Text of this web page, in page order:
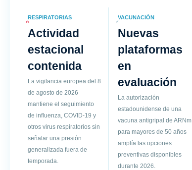
RESPIRATORIAS
Actividad
estacional
contenida
La vigilancia europea del 8
de agosto de 2026
mantiene el seguimiento
de influenza, COVID-19 y
otros virus respiratorios sin
señalar una presión
generalizada fuera de
temporada.
VACUNACIÓN
Nuevas
plataformas
en
evaluación
La autorización
estadounidense de una
vacuna antigripal de ARNm
para mayores de 50 años
amplía las opciones
preventivas disponibles
durante 2026.